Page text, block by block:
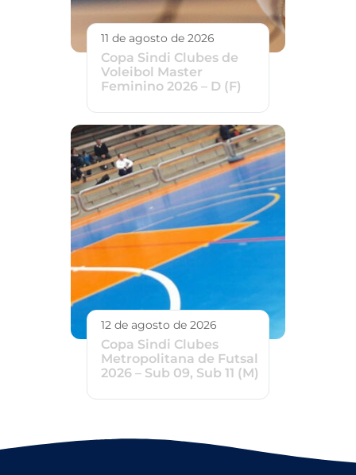
11 de agosto de 2026
Copa Sindi Clubes de
Voleibol Master
Feminino 2026 – D (F)
12 de agosto de 2026
Copa Sindi Clubes
Metropolitana de Futsal
2026 – Sub 09, Sub 11 (M)